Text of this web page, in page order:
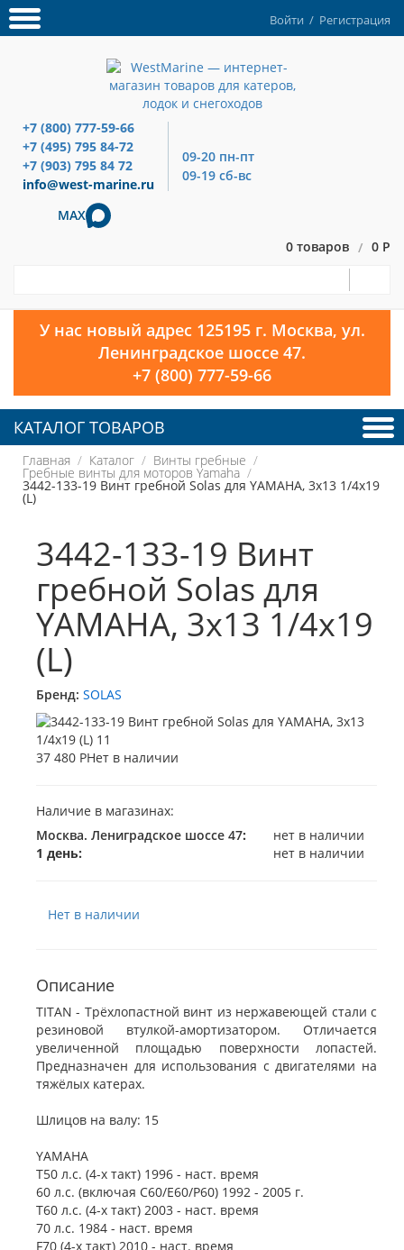
Войти / Регистрация
+7 (800) 777-59-66
+7 (495) 795 84-72
+7 (903) 795 84 72
info@west-marine.ru
09-20 пн-пт
09-19 сб-вс
MAX
0 товаров / 0 Р
У нас новый адрес 125195 г. Москва, ул.
Ленинградское шоссе 47.
+7 (800) 777-59-66
КАТАЛОГ ТОВАРОВ
Главная Каталог Винты гребные
Гребные винты для моторов Yamaha
3442-133-19 Винт гребной Solas для YAMAHA, 3x13 1/4x19
(L)
3442-133-19 Винт
гребной Solas для
YAMAHA, 3x13 1/4x19
(L)
Бренд: SOLAS
37 480 РНет в наличии
Наличие в магазинах:
Москва. Лениградское шоссе 47:
нет в наличии
1 день:
нет в наличии
Нет в наличии
Описание
TITAN - Трёхлопастной винт из нержавеющей стали с
резиновой втулкой-амортизатором. Отличается
увеличенной площадью поверхности лопастей.
Предназначен для использования с двигателями на
тяжёлых катерах.
Шлицов на валу: 15
YAMAHA
Т50 л.с. (4-х такт) 1996 - наст. время
60 л.с. (включая C60/E60/P60) 1992 - 2005 г.
Т60 л.с. (4-х такт) 2003 - наст. время
70 л.с. 1984 - наст. время
F70 (4-х такт) 2010 - наст. время